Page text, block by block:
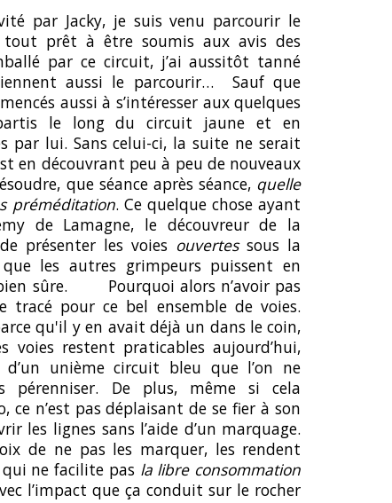
par Jacky, je suis venu parcourir le
prêt à être soumis aux avis des
par ce circuit, j’ai aussitôt tanné
aussi le parcourir… Sauf que
aussi à s’intéresser aux quelques
le long du circuit jaune et en
par lui. Sans celui-ci, la suite ne serait
en découvrant peu à peu de nouveaux
que séance après séance, quelle
préméditation. Ce quelque chose ayant
de Lamagne, le découvreur de la
présenter les voies ouvertessous la
les autres grimpeurs puissent en
sûre.
Pourquoi alors n’avoir pas
tracé pour ce bel ensemble de voies.
qu'il y en avait déjà un dans le coin,
voies restent praticables aujourd’hui,
unième circuit bleu que l’on ne
pérenniser. De plus, même si cela
ce n’est pas déplaisant de se fier à son
les lignes sans l’aide d’un marquage.
de ne pas les marquer, les rendent
qui ne facilite pas la libre consommation
l’impact que ça conduit sur le rocher